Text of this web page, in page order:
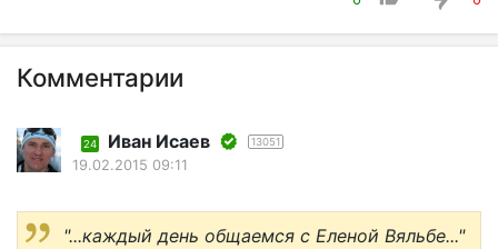
Комментарии
24 Иван Исаев 13051
19.02.2015 09:11
"...каждый день общаемся с Еленой Вяльбе..."